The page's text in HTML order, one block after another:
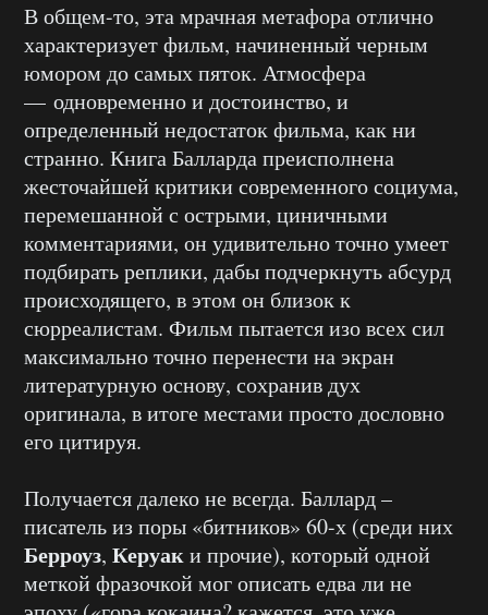
В общем-то, эта мрачная метафора отлично
характеризует фильм, начиненный черным
юмором до самых пяток. Атмосфера
— одновременно и достоинство, и
определенный недостаток фильма, как ни
странно. Книга Балларда преисполнена
жесточайшей критики современного социума,
перемешанной с острыми, циничными
комментариями, он удивительно точно умеет
подбирать реплики, дабы подчеркнуть абсурд
происходящего, в этом он близок к
сюрреалистам. Фильм пытается изо всех сил
максимально точно перенести на экран
литературную основу, сохранив дух
оригинала, в итоге местами просто дословно
его цитируя.
Получается далеко не всегда. Баллард –
писатель из поры «битников» 60-х (среди них
Берроуз, Керуаки прочие), который одной
меткой фразочкой мог описать едва ли не